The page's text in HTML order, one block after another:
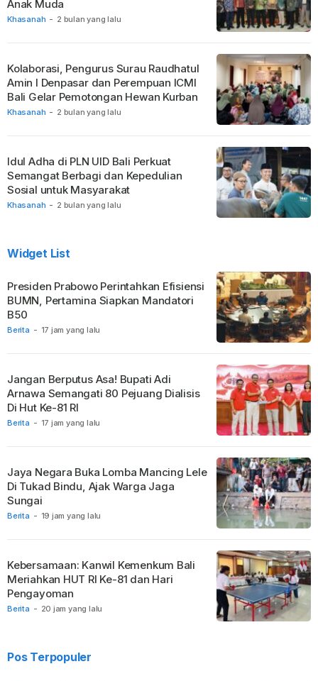
Khasanah - 2 bulan yang lalu
Anak Muda
Khasanah - 2 bulan yang lalu
Kolaborasi, Pengurus Surau Raudhatul
Amin I Denpasar dan Perempuan ICMI
Bali Gelar Pemotongan Hewan Kurban
Khasanah - 2 bulan yang lalu
Idul Adha di PLN UID Bali Perkuat
Semangat Berbagi dan Kepedulian
Sosial untuk Masyarakat
Widget List
Berita - 17 jam yang lalu
Presiden Prabowo Perintahkan Efisiensi
BUMN, Pertamina Siapkan Mandatori
B50
Berita - 17 jam yang lalu
Jangan Berputus Asa! Bupati Adi
Arnawa Semangati 80 Pejuang Dialisis
Di Hut Ke-81 RI
Berita - 19 jam yang lalu
Jaya Negara Buka Lomba Mancing Lele
Di Tukad Bindu, Ajak Warga Jaga
Sungai
Berita - 20 jam yang lalu
Kebersamaan: Kanwil Kemenkum Bali
Meriahkan HUT RI Ke-81 dan Hari
Pengayoman
Pos Terpopuler